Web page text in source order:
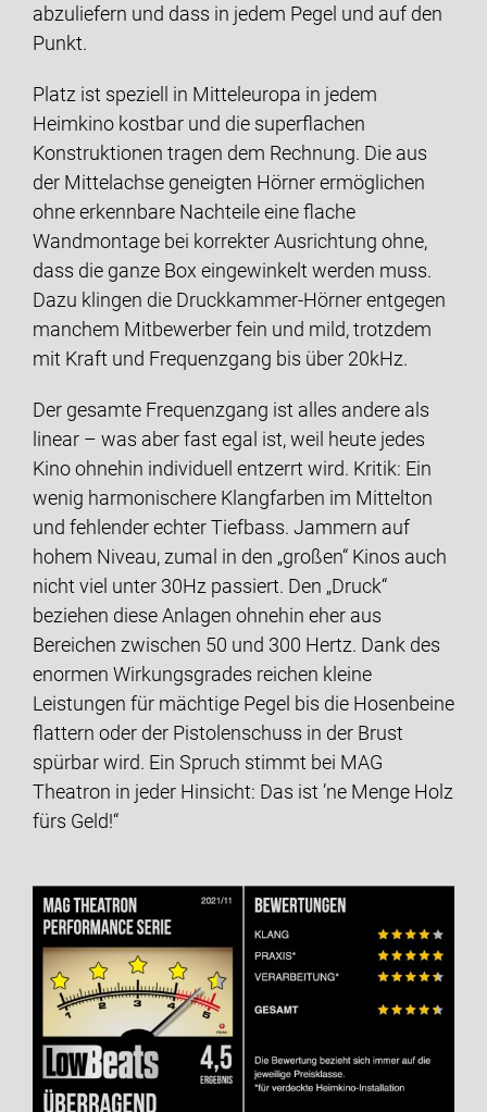
abzuliefern und dass in jedem Pegel und auf den
Punkt.
Platz ist speziell in Mitteleuropa in jedem
Heimkino kostbar und die superflachen
Konstruktionen tragen dem Rechnung. Die aus
der Mittelachse geneigten Hörner ermöglichen
ohne erkennbare Nachteile eine flache
Wandmontage bei korrekter Ausrichtung ohne,
dass die ganze Box eingewinkelt werden muss.
Dazu klingen die Druckkammer-Hörner entgegen
manchem Mitbewerber fein und mild, trotzdem
mit Kraft und Frequenzgang bis über 20kHz.
Der gesamte Frequenzgang ist alles andere als
linear – was aber fast egal ist, weil heute jedes
Kino ohnehin individuell entzerrt wird. Kritik: Ein
wenig harmonischere Klangfarben im Mittelton
und fehlender echter Tiefbass. Jammern auf
hohem Niveau, zumal in den „großen“ Kinos auch
nicht viel unter 30Hz passiert. Den „Druck“
beziehen diese Anlagen ohnehin eher aus
Bereichen zwischen 50 und 300 Hertz. Dank des
enormen Wirkungsgrades reichen kleine
Leistungen für mächtige Pegel bis die Hosenbeine
flattern oder der Pistolenschuss in der Brust
spürbar wird. Ein Spruch stimmt bei MAG
Theatron in jeder Hinsicht: Das ist ’ne Menge Holz
fürs Geld!“